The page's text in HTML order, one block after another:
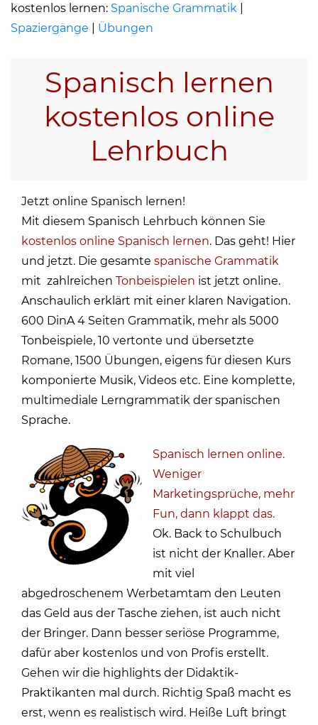
kostenlos lernen: Spanische Grammatik
Spaziergänge
Übungen
Spanisch lernen
kostenlos online
Lehrbuch
Jetzt online Spanisch lernen!
Mit diesem Spanisch Lehrbuch können Sie
kostenlos online Spanisch lernen. Das geht! Hier
und jetzt. Die gesamte spanische Grammatik
mit zahlreichen Tonbeispielen ist jetzt online.
Anschaulich erklärt mit einer klaren Navigation.
600 DinA 4 Seiten Grammatik, mehr als 5000
Tonbeispiele, 10 vertonte und übersetzte
Romane, 1500 Übungen, eigens für diesen Kurs
komponierte Musik, Videos etc. Eine komplette,
multimediale Lerngrammatik der spanischen
Sprache.
Spanisch lernen online.
Weniger
Marketingsprüche, mehr
Fun, dann klappt das.
Ok. Back to Schulbuch
ist nicht der Knaller. Aber
mit viel
abgedroschenem Werbetamtam den Leuten
das Geld aus der Tasche ziehen, ist auch nicht
der Bringer. Dann besser seriöse Programme,
dafür aber kostenlos und von Profis erstellt.
Gehen wir die highlights der Didaktik-
Praktikanten mal durch. Richtig Spaß macht es
erst, wenn es realistisch wird. Heiße Luft bringt